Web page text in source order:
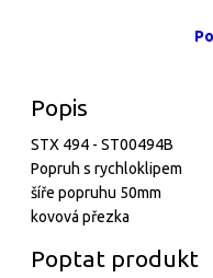
Popis
STX 494 - ST00494B
Popruh s rychloklipem
šíře popruhu 50mm
kovová přezka
Poptat produkt